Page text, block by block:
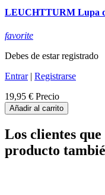
LEUCHTTURM Lupa
favorite
Debes de estar registrado
Entrar| Registrarse
19,95 € Precio
Añadir al carrito
Los clientes
producto